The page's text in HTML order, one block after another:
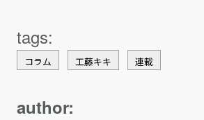
コラム 工藤キキ 連載
author: